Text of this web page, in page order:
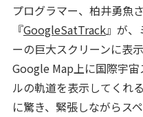
プログラマー、柏井勇魚
『GoogleSatTrack』が、
ーの巨大スクリーンに表
Google Map上に国際宇
ルの軌道を表示してくれ
に驚き、緊張しながらス